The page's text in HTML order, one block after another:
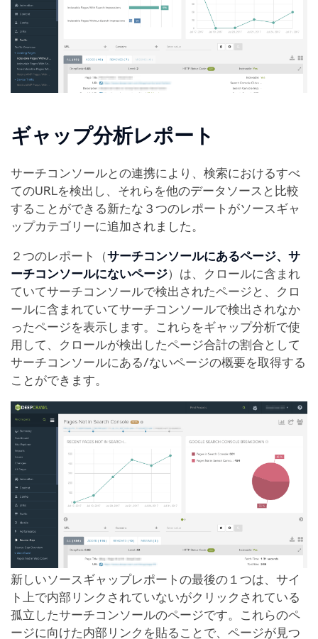
ギャップ分析レポート
サーチコンソールとの連携により、検索におけるすべ
てのURLを検出し、それらを他のデータソースと比較
することができる新たな３つのレポートがソースギャ
ップカテゴリーに追加されました。
２つのレポート（サーチコンソールにあるページ、サ
ーチコンソールにないページ）は、クロールに含まれ
ていてサーチコンソールで検出されたページと、クロ
ールに含まれていてサーチコンソールで検出されなか
ったページを表示します。これらをギャップ分析で使
用して、クロールが検出したページ合計の割合として
サーチコンソールにある/ないページの概要を取得する
ことができます。
新しいソースギャップレポートの最後の１つは、サイ
ト上で内部リンクされていないがクリックされている
孤立したサーチコンソールのページです。これらのペ
ージに向けた内部リンクを貼ることで、ページが見つ